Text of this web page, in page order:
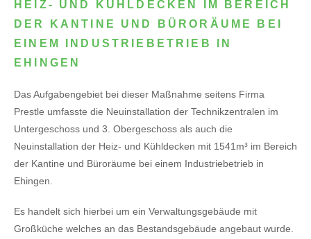
HEIZ- UND KÜHLDECKEN IM BEREICH
DER KANTINE UND BÜRORÄUME BEI
EINEM INDUSTRIEBETRIEB IN
EHINGEN
Das Aufgabengebiet bei dieser Maßnahme seitens Firma
Prestle umfasste die Neuinstallation der Technikzentralen im
Untergeschoss und 3. Obergeschoss als auch die
Neuinstallation der Heiz- und Kühldecken mit 1541m³ im Bereich
der Kantine und Büroräume bei einem Industriebetrieb in
Ehingen.
Es handelt sich hierbei um ein Verwaltungsgebäude mit
Großküche welches an das Bestandsgebäude angebaut wurde.